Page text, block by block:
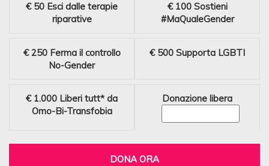
€ 50 Esci dalle terapie
riparative
€ 100 Sostieni
#MaQualeGender
€ 250 Ferma il controllo
No-Gender
€ 500 Supporta LGBTI
€ 1.000 Liberi tutt* da
Omo-Bi-Transfobia
Donazione libera
DONA ORA